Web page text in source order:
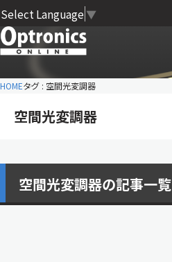
Select Language ▼
HOMEタグ : 空間光変調器
空間光変調器
空間光変調器の記事一覧